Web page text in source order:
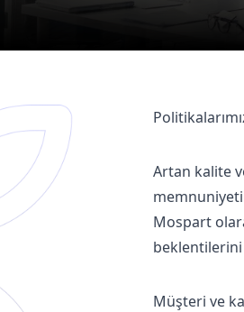
Artan kalite
Mospart
Müşteri ve